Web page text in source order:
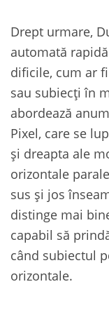
Drept urmare,
automată
dificile, cum ar
sau subiecți în
abordează
Pixel, care se
și dreapta ale
orizontale
sus și jos
distinge mai
capabil să
când subiectul
orizontale.